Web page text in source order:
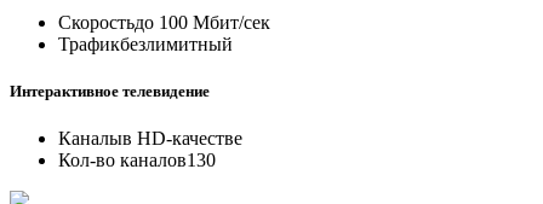
Скоростьдо 100 Мбит/сек
Трафикбезлимитный
Интерактивное телевидение
Каналыв HD-качестве
Кол-во каналов130